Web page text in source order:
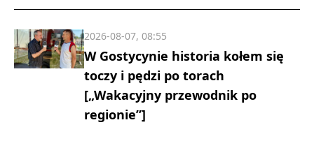
W Gostycynie historia kołem się
toczy i pędzi po torach
[„Wakacyjny przewodnik po
regionie”]
2026-08-07, 08:55